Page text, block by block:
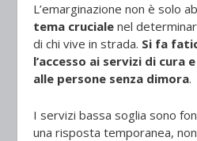
L’emarginazione non è solo
tema cruciale nel
di chi vive in strada. Si fa
l’accesso ai servizi di cura
alle persone senza dimora.
I servizi bassa soglia sono
una risposta temporanea,